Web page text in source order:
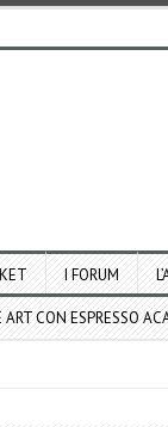
I FORUM
CON ESPRESSO